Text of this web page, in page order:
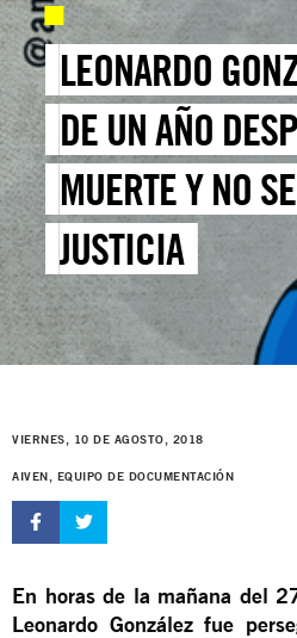
LEONARDO
DE UN AÑO
MUERTE Y NO
JUSTICIA
VIERNES, 10 DE AGOSTO, 2018
AIVEN, EQUIPO DE DOCUMENTACIÓN
En horas de la mañana del
Leonardo González fue